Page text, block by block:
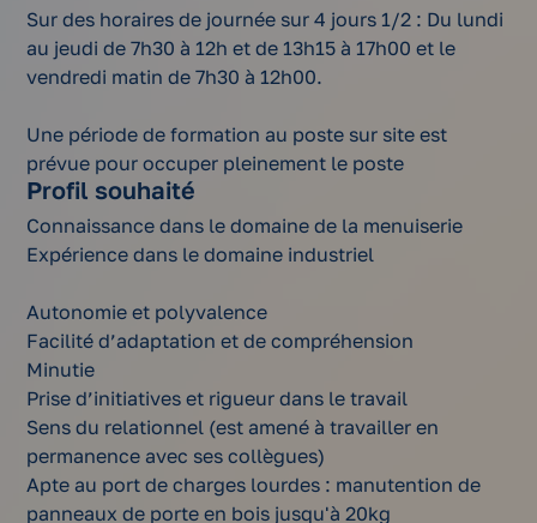
Sur des horaires de journée sur 4 jours 1/2 : Du lundi
au jeudi de 7h30 à 12h et de 13h15 à 17h00 et le
vendredi matin de 7h30 à 12h00.
Une période de formation au poste sur site est
prévue pour occuper pleinement le poste
Profil souhaité
Connaissance dans le domaine de la menuiserie
Expérience dans le domaine industriel
Autonomie et polyvalence
Facilité d’adaptation et de compréhension
Minutie
Prise d’initiatives et rigueur dans le travail
Sens du relationnel (est amené à travailler en
permanence avec ses collègues)
Apte au port de charges lourdes : manutention de
panneaux de porte en bois jusqu'à 20kg